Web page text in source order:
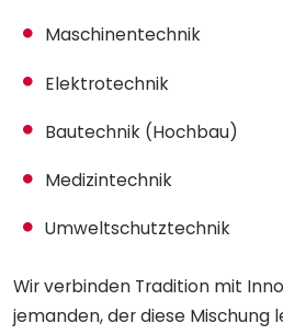
Maschinentechnik
Elektrotechnik
Bautechnik (Hochbau)
Medizintechnik
Umweltschutztechnik
Wir verbinden Tradition mit
jemanden, der diese Mischung